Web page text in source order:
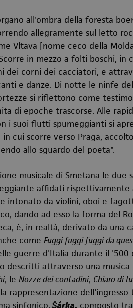
all'ombra della foresta
allegramente sul letto
Vltava [nome ceco della
in mezzo a folti boschi, in
dei corni dei cacciatori, e
e danze. Di notte le ninfe
si riflettono come
di epoche trascorse. Alle
i suoi flutti spumeggianti si
cui scorre verso Praga,
allo sguardo del poeta".
musicale di Smetana le
affidati rispettivamente
intonato da violini, oboi e
dando ad esso la forma del
è, in realtà, derivato da una
come Fuggi fuggi fuggi da
guerre d'Italia durante il
descritti attraverso una
, le Nozze dei contadini, Chiaro di
rappresentazione
sinfonico,Šárka, composto